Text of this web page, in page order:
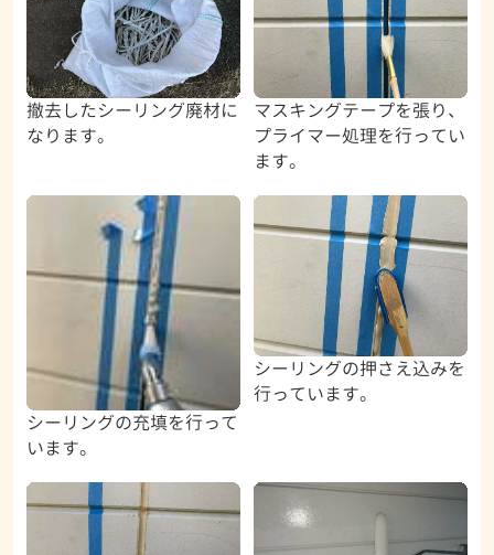
撤去したシーリング廃材に
なります。
マスキングテープを張り、
プライマー処理を行ってい
ます。
シーリングの充填を行って
います。
シーリングの押さえ込みを
行っています。